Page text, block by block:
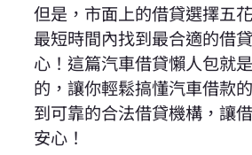
但是，市面上的借貸選擇五
最短時間內找到最合適的借
心！這篇汽車借貸懶人包就
的，讓你輕鬆搞懂汽車借款
到可靠的合法借貸機構，讓
安心！